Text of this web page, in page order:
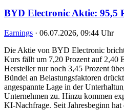
BYD Electronic Aktie: 95,5
Earnings · 06.07.2026, 09:44 Uhr
Die Aktie von BYD Electronic
Kurs fällt um 7,20 Prozent auf 2,40
Hersteller nur noch 3,45 Prozent
Bündel an Belastungsfaktoren
angespannte Lage in der
Unternehmen zu. Hinzu kommen
KI-Nachfrage. Seit Jahresbeginn